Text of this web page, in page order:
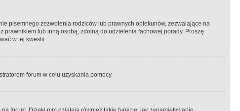
pisemnego zezwolenia rodziców lub prawnych opiekunów, zezwalające na
lub inną osobą, zdolną do udzielenia fachowej porady. Proszę
w tej kwestii.
forum w celu uzyskania pomocy.